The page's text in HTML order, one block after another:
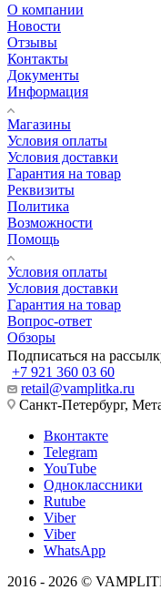
О компании
Новости
Отзывы
Контакты
Документы
Информация
Магазины
Условия оплаты
Условия доставки
Гарантия на товар
Реквизиты
Политика
Возможности
Помощь
Условия оплаты
Условия доставки
Гарантия на товар
Вопрос-ответ
Обзоры
Подписаться на
+7 921 360 03 60
retail@vamplitka.ru
Санкт-Петербург,
Вконтакте
Telegram
YouTube
Одноклассники
Rutube
Viber
Viber
WhatsApp
2016 - 2026 ©